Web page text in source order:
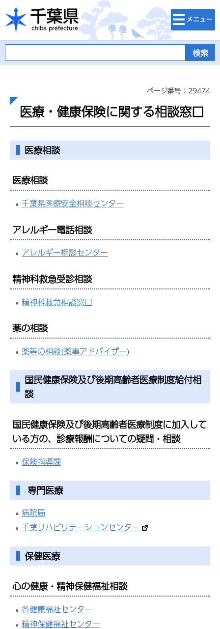
千葉県
検索・メニュ
ー
ページ番号：29474
医療・健康保険に関する相談窓口
医療相談
医療相談
千葉県医療安全相談センター
アレルギー電話相談
アレルギー相談センター
精神科救急受診相談
精神科救急相談窓口
薬の相談
薬等の相談(薬事アドバイザー)
国民健康保険及び後期高齢者医療制度給付相
談
国民健康保険及び後期高齢者医療制度に加入して
いる方の、診療報酬についての疑問・相談
保険指導課
専門医療
病院局
千葉リハビリテーションセンター
保健医療
心の健康・精神保健福祉相談
各健康福祉センター
精神保健福祉センター